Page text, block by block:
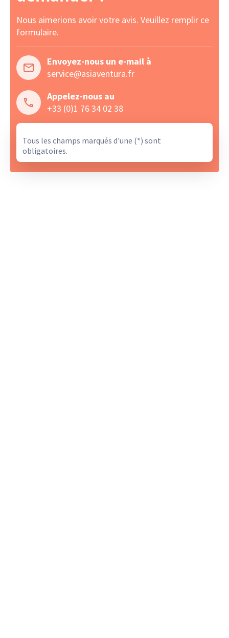
Nous aimerions avoir votre avis. Veuillez remplir ce
formulaire.
Envoyez-nous un e-mail à
service@asiaventura.fr
Appelez-nous au
+33 (0)1 76 34 02 38
Tous les champs marqués d'une (*) sont
obligatoires.